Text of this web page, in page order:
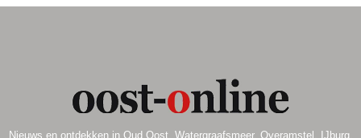
Nieuws en ontdekken in Oud Oost, Watergraafsmeer, Overamstel, IJburg,